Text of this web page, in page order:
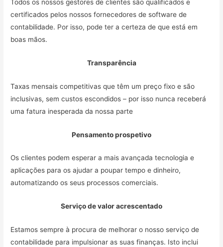
Todos os nossos gestores de clientes são qualificados e
certificados pelos nossos fornecedores de software de
contabilidade. Por isso, pode ter a certeza de que está em
boas mãos.
Transparência
Taxas mensais competitivas que têm um preço fixo e são
inclusivas, sem custos escondidos – por isso nunca receberá
uma fatura inesperada da nossa parte
Pensamento prospetivo
Os clientes podem esperar a mais avançada tecnologia e
aplicações para os ajudar a poupar tempo e dinheiro,
automatizando os seus processos comerciais.
Serviço de valor acrescentado
Estamos sempre à procura de melhorar o nosso serviço de
contabilidade para impulsionar as suas finanças. Isto inclui